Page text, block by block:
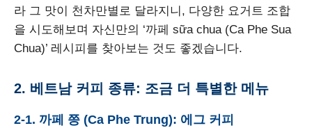
라 그 맛이 천차만별로 달라지니, 다양한 요거트 조합
을 시도해보며 자신만의 ‘까페 sữa chua (Ca Phe Sua
Chua)’ 레시피를 찾아보는 것도 좋겠습니다.
2. 베트남 커피 종류: 조금 더 특별한 메뉴
2-1. 까페 쯩 (Ca Phe Trung): 에그 커피